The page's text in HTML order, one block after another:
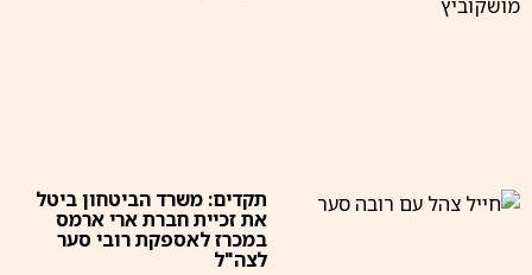
תקדים: משרד הביטחון ביטל
את זכיית חברת ארי ארמס
במכרז לאספקת רובי סער
לצה"ל